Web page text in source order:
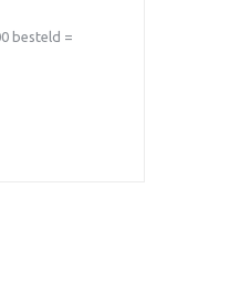
besteld =